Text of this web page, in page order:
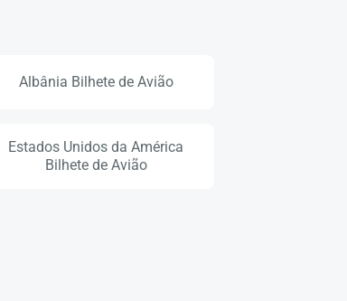
Albânia Bilhete de Avião
Estados Unidos da América
Bilhete de Avião